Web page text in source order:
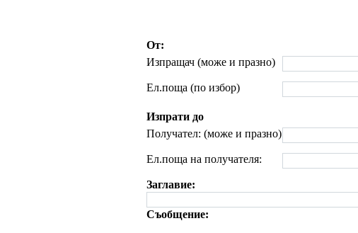
От:
Изпращач (може и празно)
Ел.поща (по избор)
Изпрати до
Получател: (може и празно)
Ел.поща на получателя:
Заглавие:
Съобщение: